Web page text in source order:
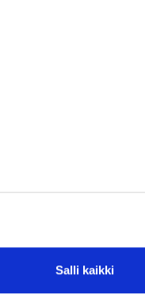
Salli kaikki